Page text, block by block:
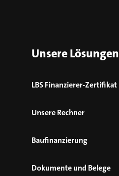
Unsere Lösungen
LBS Finanzierer-Zertifikat
Unsere Rechner
Baufinanzierung
Dokumente und Belege